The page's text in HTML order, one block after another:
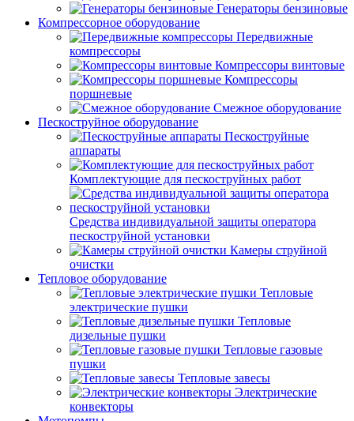
Генераторы бензиновые
Компрессорное оборудование
Передвижные
компрессоры
Компрессоры винтовые
Компрессоры
поршневые
Смежное оборудование
Пескоструйное оборудование
Пескоструйные
аппараты
Комплектующие для пескоструйных работ
Средства индивидуальной защиты оператора
пескоструйной установки
Камеры струйной
очистки
Тепловое оборудование
Тепловые
электрические пушки
Тепловые
дизельные пушки
Тепловые газовые
пушки
Тепловые завесы
Электрические
конвекторы